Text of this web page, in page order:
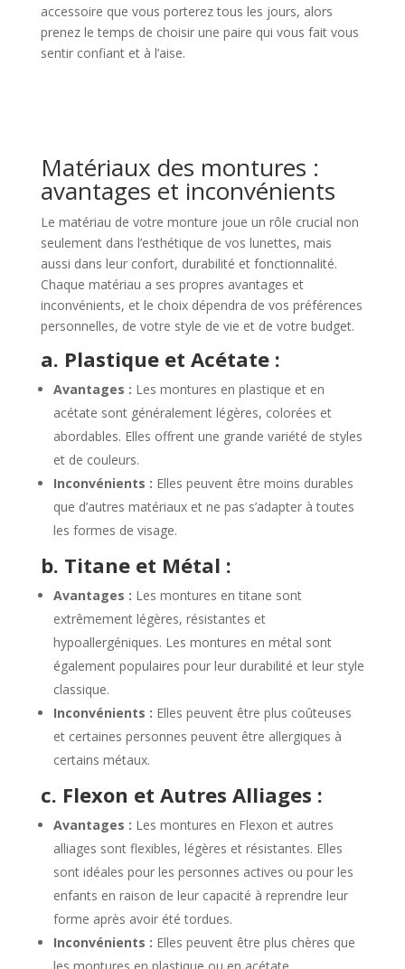
accessoire que vous porterez tous les jours, alors
prenez le temps de choisir une paire qui vous fait vous
sentir confiant et à l’aise.
Matériaux des montures :
avantages et inconvénients
Le matériau de votre monture joue un rôle crucial non
seulement dans l’esthétique de vos lunettes, mais
aussi dans leur confort, durabilité et fonctionnalité.
Chaque matériau a ses propres avantages et
inconvénients, et le choix dépendra de vos préférences
personnelles, de votre style de vie et de votre budget.
a. Plastique et Acétate :
Avantages : Les montures en plastique et en
acétate sont généralement légères, colorées et
abordables. Elles offrent une grande variété de styles
et de couleurs.
Inconvénients : Elles peuvent être moins durables
que d’autres matériaux et ne pas s’adapter à toutes
les formes de visage.
b. Titane et Métal :
Avantages : Les montures en titane sont
extrêmement légères, résistantes et
hypoallergéniques. Les montures en métal sont
également populaires pour leur durabilité et leur style
classique.
Inconvénients : Elles peuvent être plus coûteuses
et certaines personnes peuvent être allergiques à
certains métaux.
c. Flexon et Autres Alliages :
Avantages : Les montures en Flexon et autres
alliages sont flexibles, légères et résistantes. Elles
sont idéales pour les personnes actives ou pour les
enfants en raison de leur capacité à reprendre leur
forme après avoir été tordues.
Inconvénients : Elles peuvent être plus chères que